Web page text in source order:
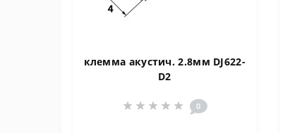
клемма акустич. 2.8мм DJ622-
D2
0